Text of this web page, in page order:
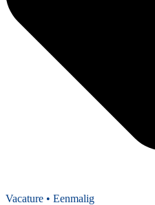
Vacature • Eenmalig